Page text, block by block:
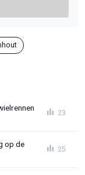
23
op de
25